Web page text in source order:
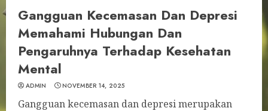
Gangguan Kecemasan Dan Depresi
Memahami Hubungan Dan
Pengaruhnya Terhadap Kesehatan
Mental
ADMIN NOVEMBER 14, 2025
Gangguan kecemasan dan depresi merupakan